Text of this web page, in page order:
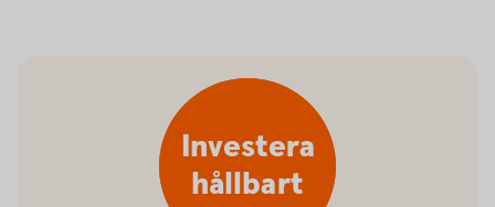
Investera
hållbart